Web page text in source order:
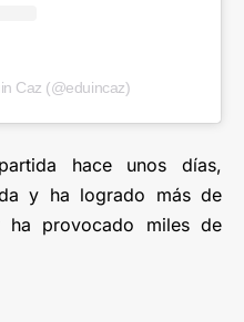
Caz (@eduincaz)
hace unos días,
y ha logrado más de
ha provocado miles de